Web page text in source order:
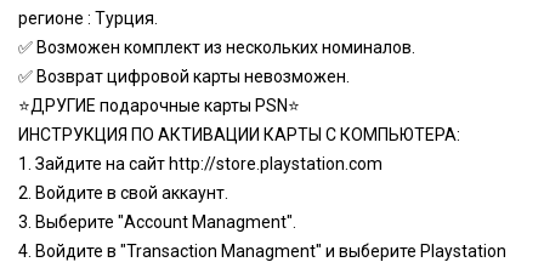
регионе : Турция.
✅ Возможен комплект из нескольких номиналов.
✅ Возврат цифровой карты невозможен.
⭐️ДРУГИЕ подарочные карты PSN⭐️
ИНСТРУКЦИЯ ПО АКТИВАЦИИ КАРТЫ С КОМПЬЮТЕРА:
1. Зайдите на сайт http://store.playstation.com
2. Bойдите в свой аккаунт.
3. Выберите "Account Managment".
4. Войдите в "Transaction Managment" и выберите Playstation